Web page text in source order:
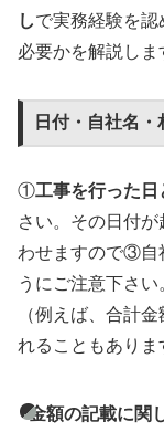
しで実務経験を
必要かを解説しま
日付・自社名
①工事を行った
さい。その日付
わせますので③自
うにご注意下さ
（例えば、合計
れることもありま
金額の記載に関